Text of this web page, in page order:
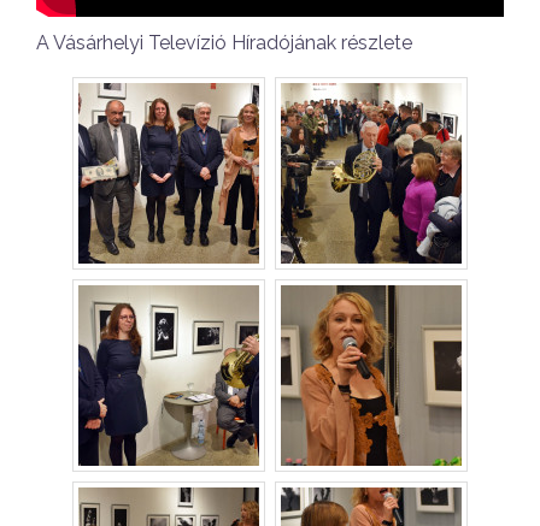
A Vásárhelyi Televízió Híradójának részlete